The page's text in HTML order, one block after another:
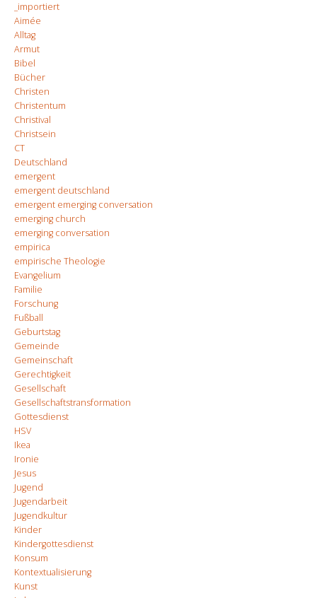
_importiert
Aimée
Alltag
Armut
Bibel
Bücher
Christen
Christentum
Christival
Christsein
CT
Deutschland
emergent
emergent deutschland
emergent emerging conversation
emerging church
emerging conversation
empirica
empirische Theologie
Evangelium
Familie
Forschung
Fußball
Geburtstag
Gemeinde
Gemeinschaft
Gerechtigkeit
Gesellschaft
Gesellschaftstransformation
Gottesdienst
HSV
Ikea
Ironie
Jesus
Jugend
Jugendarbeit
Jugendkultur
Kinder
Kindergottesdienst
Konsum
Kontextualisierung
Kunst